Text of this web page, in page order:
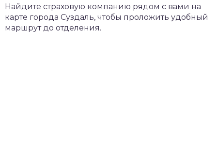
Найдите страховую компанию рядом с вами на
карте города Суздаль, чтобы проложить удобный
маршрут до отделения.